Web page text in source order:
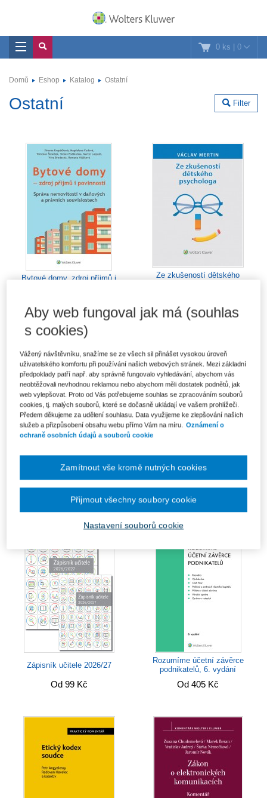
0 ks | 0
Domů Eshop Katalog Ostatní
Filter
Ostatní
Bytové domy, zdroj příjmů i
Ze zkušeností dětského
Finanční gramotnost - Výpočty
v Excelu
Bilingvismus a interkulturní
komunikace
Zápisník učitele 2026/27
Od 99 Kč
Rozumíme účetní závěrce
podnikatelů, 6. vydání
Od 405 Kč
Aby web fungoval jak má (souhlas
s cookies)
Vážený návštěvníku, snažíme se ze všech sil přinášet vysokou úroveň
uživatelského komfortu při používání našich webových stránek. Mezi základní
předpoklady patří např. aby správně fungovalo vyhledávání, abychom vás
neobtěžovali nevhodnou reklamou nebo abychom měli dostatek podnětů, jak
web vylepšovat. Proto od Vás potřebujeme souhlas se zpracováním souborů
cookies, tj. malých souborů, které se dočasně ukládají ve vašem prohlížeči.
Předem děkujeme za udělení souhlasu. Data využijeme ke zlepšování našich
služeb a přizpůsobení obsahu webu přímo Vám na míru. Oznámení o
ochraně osobních údajů a souborů cookie
Nastavení souborů cookie
Zamítnout vše kromě nutných cookies
Přijmout všechny soubory cookie